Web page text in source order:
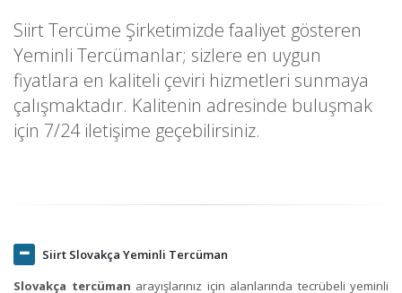
Siirt Tercüme Şirketimizde faaliyet gösteren
Yeminli Tercümanlar; sizlere en uygun
fiyatlara en kaliteli çeviri hizmetleri sunmaya
çalışmaktadır. Kalitenin adresinde buluşmak
için 7/24 iletişime geçebilirsiniz.
Siirt Slovakça Yeminli Tercüman
Slovakça tercüman arayışlarınız için alanlarında tecrübeli yeminli